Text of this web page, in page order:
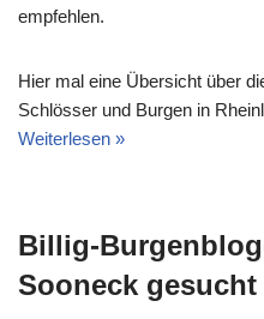
empfehlen.
Hier mal eine Übersicht über
Schlösser und Burgen in
Weiterlesen »
Billig-
Sooneck gesucht